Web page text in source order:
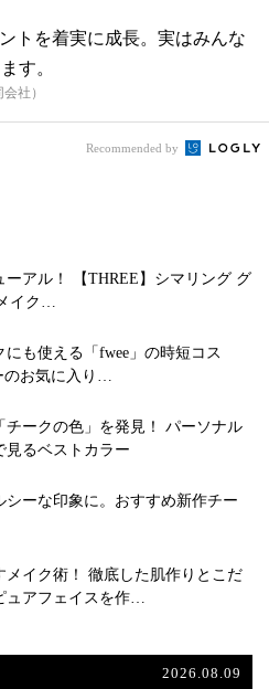
トを着実に成長。実はみんな
す。
社）
Recommended by
ーアル！ 【THREE】シマリング グ
イク…
にも使える「fwee」の時短コス
のお気に入り…
チークの色」を発見！ パーソナル
見るベストカラー
シーな印象に。おすすめ新作チー
メイク術！ 徹底した肌作りとこだ
ュアフェイスを作…
2026.08.09